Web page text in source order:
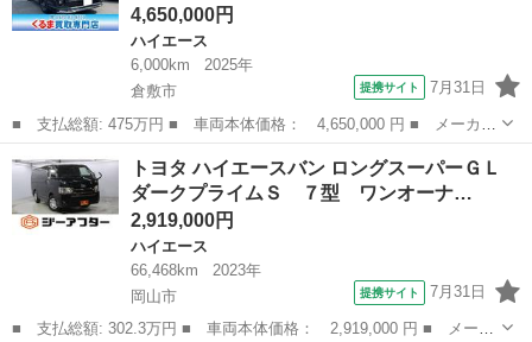
4,650,000円
ハイエース
6,000km
2025年
倉敷市
提携サイト 7月31日
■ 支払総額: 475万円 ■ 車両本体価格： 4,650,000 円 ■ メーカー
名： トヨタ ■ 車種名： ハイエースバン ■ グレード名： ロン
グスーパーＧＬ ダークプライムＳ ワンオーナー モデリスタエア
ロ ４１５...
岡山 倉敷市 ハイエース
トヨタ ハイエースバン ロングスーパーＧＬ
ダークプライムＳ ７型 ワンオーナ…
2,919,000円
ハイエース
66,468km
2023年
岡山市
提携サイト 7月31日
■ 支払総額: 302.3万円 ■ 車両本体価格： 2,919,000 円 ■ メーカ